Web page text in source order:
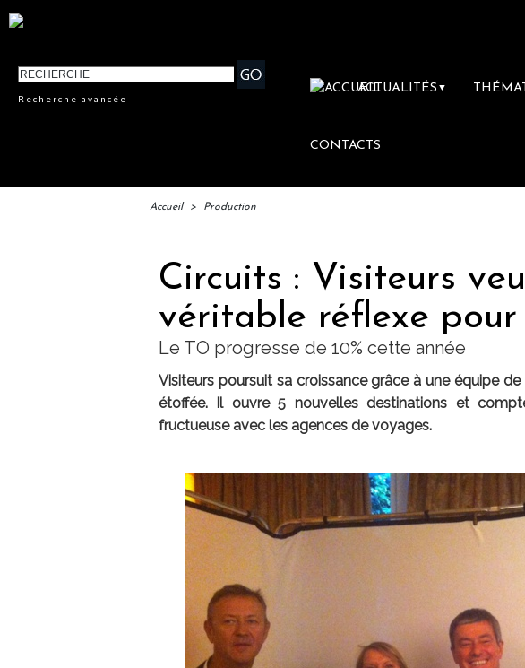
Recherche avancée
ACTUALITÉS ▼
CONTACTS
Accueil > Production
Circuits : Visiteurs
véritable réflexe pour
Le TO progresse de 10% cette année
Visiteurs poursuit sa croissance grâce à une équipe
étoffée. Il ouvre 5 nouvelles destinations et
fructueuse avec les agences de voyages.